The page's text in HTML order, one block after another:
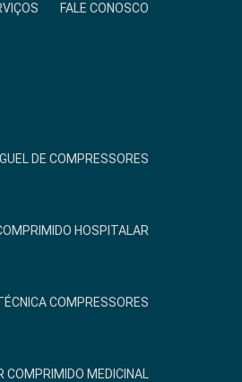
FALE CONOSCO
DE COMPRESSORES
HOSPITALAR
COMPRESSORES
COMPRIMIDO MEDICINAL